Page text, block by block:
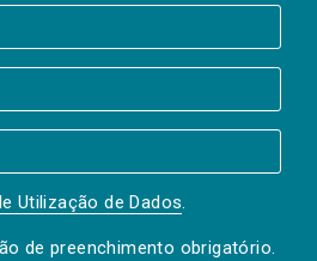
Utilização de Dados.
de preenchimento obrigatório.